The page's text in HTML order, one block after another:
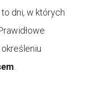
to dni, w których